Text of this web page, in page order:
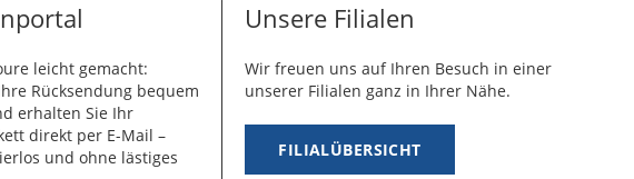
leicht gemacht:
Rücksendung bequem
erhalten Sie Ihr
direkt per E-Mail –
und ohne lästiges
Unsere Filialen
Wir freuen uns auf Ihren Besuch in einer
unserer Filialen ganz in Ihrer Nähe.
FILIALÜBERSICHT